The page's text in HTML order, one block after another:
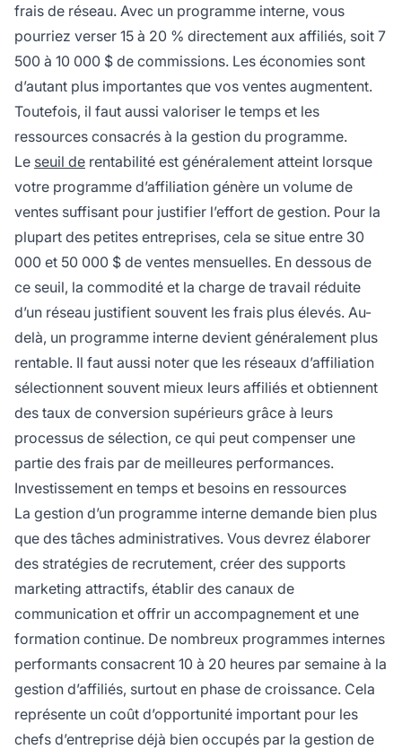
frais de réseau. Avec un programme interne, vous
pourriez verser 15 à 20 % directement aux affiliés, soit 7
500 à 10 000 $ de commissions. Les économies sont
d’autant plus importantes que vos ventes augmentent.
Toutefois, il faut aussi valoriser le temps et les
ressources consacrés à la gestion du programme.
Le seuil de rentabilité est généralement atteint lorsque
votre programme d’affiliation génère un volume de
ventes suffisant pour justifier l’effort de gestion. Pour la
plupart des petites entreprises, cela se situe entre 30
000 et 50 000 $ de ventes mensuelles. En dessous de
ce seuil, la commodité et la charge de travail réduite
d’un réseau justifient souvent les frais plus élevés. Au-
delà, un programme interne devient généralement plus
rentable. Il faut aussi noter que les réseaux d’affiliation
sélectionnent souvent mieux leurs affiliés et obtiennent
des taux de conversion supérieurs grâce à leurs
processus de sélection, ce qui peut compenser une
partie des frais par de meilleures performances.
Investissement en temps et besoins en ressources
La gestion d’un programme interne demande bien plus
que des tâches administratives. Vous devrez élaborer
des stratégies de recrutement, créer des supports
marketing attractifs, établir des canaux de
communication et offrir un accompagnement et une
formation continue. De nombreux programmes internes
performants consacrent 10 à 20 heures par semaine à la
gestion d’affiliés, surtout en phase de croissance. Cela
représente un coût d’opportunité important pour les
chefs d’entreprise déjà bien occupés par la gestion de